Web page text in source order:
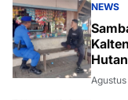
NEWS